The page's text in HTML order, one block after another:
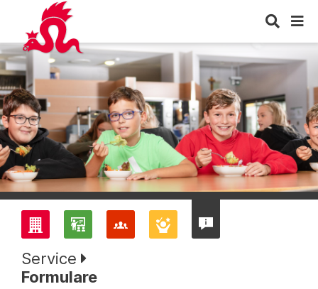
Service
Formulare